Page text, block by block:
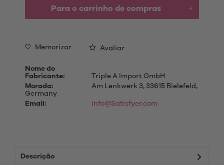
Para o carrinho de compras
Memorizar Avaliar
Nome do
Fabricante:
Triple A Import GmbH
Morada:
Am Lenkwerk 3, 33615 Bielefeld,
Germany
Email:
info@Satisfyer.com
Descrição